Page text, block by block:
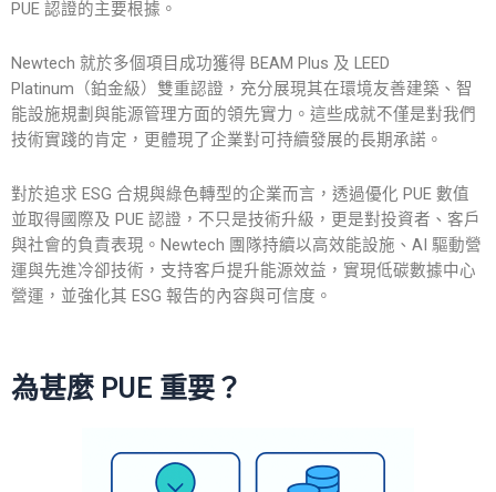
PUE 認證的主要根據。
Newtech 就於多個項目成功獲得 BEAM Plus 及 LEED
Platinum（鉑金級）雙重認證，充分展現其在環境友善建築、智
能設施規劃與能源管理方面的領先實力。這些成就不僅是對我們
技術實踐的肯定，更體現了企業對可持續發展的長期承諾。
對於追求 ESG 合規與綠色轉型的企業而言，透過優化 PUE 數值
並取得國際及 PUE 認證，不只是技術升級，更是對投資者、客戶
與社會的負責表現。Newtech 團隊持續以高效能設施、AI 驅動營
運與先進冷卻技術，支持客戶提升能源效益，實現低碳數據中心
營運，並強化其 ESG 報告的內容與可信度。
為甚麼 PUE 重要？